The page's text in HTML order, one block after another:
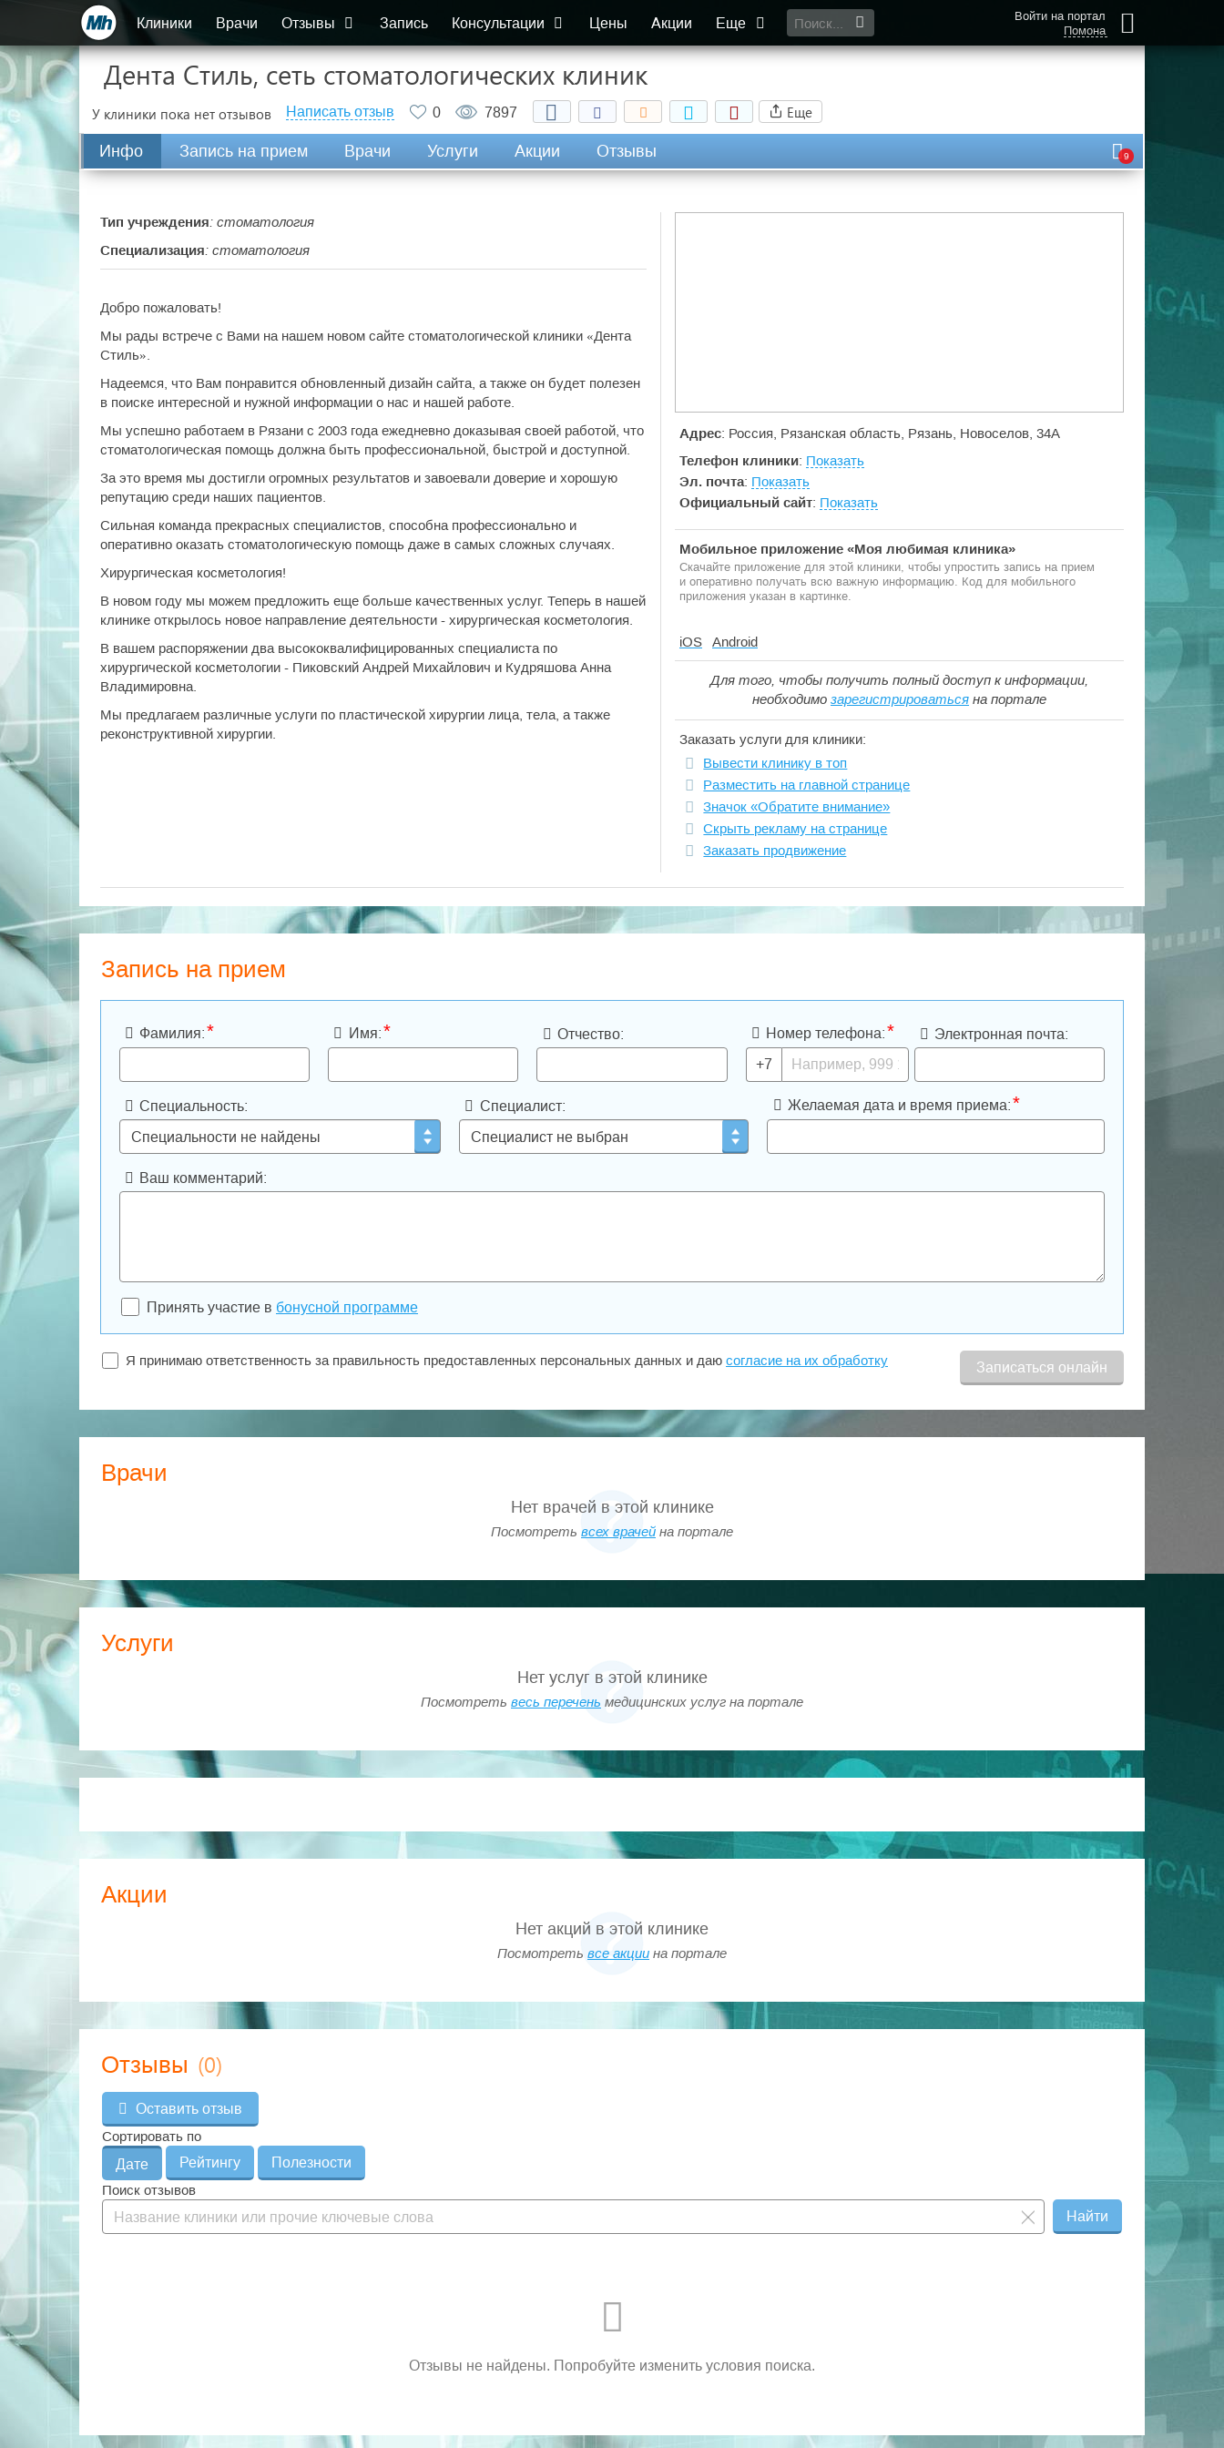
Клиники Врачи Отзывы Запись Консультации Цены Акции Еще
Войти на портал
Помона
Дента Стиль, сеть стоматологических клиник
У клиники пока нет отзывов Написать отзыв 0 7897 Еще
Инфо Запись на прием Врачи Услуги Акции Отзывы 9
Адрес: Россия, Рязанская область, Рязань, Новоселов, 34А
Телефон клиники: Показать
Эл. почта: Показать
Официальный сайт: Показать
Мобильное приложение «Моя любимая клиника»
Скачайте приложение для этой клиники, чтобы упростить запись на прием
и оперативно получать всю важную информацию. Код для мобильного
приложения указан в картинке.
iOS Android
Для того, чтобы получить полный доступ к информации,
необходимо зарегистрироваться на портале
Заказать услуги для клиники:
Вывести клинику в топ
Разместить на главной странице
Значок «Обратите внимание»
Скрыть рекламу на странице
Заказать продвижение
Тип учреждения: стоматология
Специализация: стоматология
Добро пожаловать!
Мы рады встрече с Вами на нашем новом сайте стоматологической клиники «Дента
Стиль».
Надеемся, что Вам понравится обновленный дизайн сайта, а также он будет полезен
в поиске интересной и нужной информации о нас и нашей работе.
Мы успешно работаем в Рязани с 2003 года ежедневно доказывая своей работой, что
стоматологическая помощь должна быть профессиональной, быстрой и доступной.
За это время мы достигли огромных результатов и завоевали доверие и хорошую
репутацию среди наших пациентов.
Cильная команда прекрасных специалистов, способна профессионально и
оперативно оказать стоматологическую помощь даже в самых сложных случаях.
Хирургическая косметология!
В новом году мы можем предложить еще больше качественных услуг. Теперь в нашей
клинике открылось новое направление деятельности - хирургическая косметология.
В вашем распоряжении два высококвалифицированных специалиста по
хирургической косметологии - Пиковский Андрей Михайлович и Кудряшова Анна
Владимировна.
Мы предлагаем различные услуги по пластической хирургии лица, тела, а также
реконструктивной хирургии.
Запись на прием
Фамилия:* Имя:* Отчество: Номер телефона:*
+7
Электронная почта:
Специальность: Специалист: Желаемая дата и время приема:*
Ваш комментарий:
Принять участие в бонусной программе
Я принимаю ответственность за правильность предоставленных персональных данных и даю согласие на их обработку
Врачи
Нет врачей в этой клинике
Посмотреть всех врачей на портале
Услуги
Нет услуг в этой клинике
Посмотреть весь перечень медицинских услуг на портале
Акции
Нет акций в этой клинике
Посмотреть все акции на портале
Отзывы (0)
Оставить отзыв
Сортировать по
Дате
Рейтингу
Полезности
Поиск отзывов
Найти
Отзывы не найдены. Попробуйте изменить условия поиска.